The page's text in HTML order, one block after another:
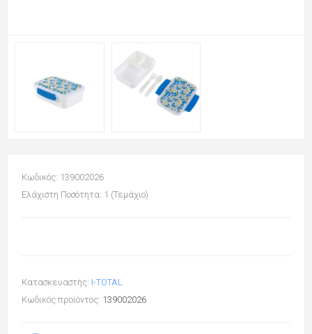
Κωδικός: 139002026
Ελάχιστη Ποσότητα: 1 (Τεμάχιο)
Κατασκευαστής: I-TOTAL
Κωδικός προϊόντος: 139002026